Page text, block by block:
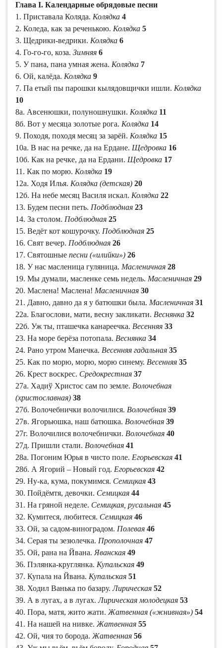
Глава I. Календарные обрядовые песни
1. Приставала Коляда. Колядка 4
2. Коледа, как за реченькою. Колядка 5
3. Щедрики-ведрики. Колядка 6
4. Го-го-го, коза. Зимняя 6
5. У пана, пана умная жена. Колядка 7
6. Ой, калёда. Колядка 9
7. Па етый пы парошки кылядовщички ишли. Колядка
10
8а. Авсенюшки, полуношнушки. Колядка 11
8б. Вот у месяца золотые рога. Колядка 14
9. Походя, походя месяц за зарёй. Колядка 15
10а. В нас на речке, да на Ердане. Щедровка 16
10б. Как на речке, да на Ердани. Щедровка 17
11. Как по морю. Колядка 19
12а. Ходя Илья. Колядка (детская) 20
12б. На небе месяц Василя искал. Колядка 22
13. Будем песни петь. Подблюдная 23
14. За столом. Подблюдная 25
15. Ведёт кот кошурочку. Подблюдная 25
16. Свят вечер. Подблюдная 26
17. Святошные песни («илийки») 26
18. У нас масленица гуляница. Масленичная 28
19. Мы думали, масленке семь недель. Масленичная 29
20. Маслена! Маслена! Масленичная 30
21. Давно, давно да я у батюшки была. Масленичная 31
22а. Благослови, мати, весну закликати. Веснянка 32
22б. Уж ты, пташечка канареечка. Весенняя 33
23. На море берёза потопала. Веснянка 34
24. Рано утром Манечка. Весенняя гадальная 35
25. Как по морю, морю, морю синему. Весенняя 35
26. Крест воскрес. Средокрестная 37
27а. Хадиў Христос сам по земле. Волочебная
(христославная) 38
27б. Волочебнички волочилися. Волочебная 39
27в. Ягорьюшка, наш батюшка. Волочебная 39
27г. Волочилися волочебнички. Волочебная 40
27д. Пришли стали. Волочебная 41
28а. Погоним Юрья в чисто поле. Егорьевская 41
28б. А Ягорий – Новый год. Егорьевская 42
29. Ну-ка, кума, покумимся. Семицкая 43
30. Пойдёмтя, девочки. Семицкая 44
31. На гряной неделе. Семицкая, русальная 45
32. Кумитеся, любитеся. Семицкая 46
33. Ой, за садом-виноградом. Полевая 46
34. Серая ты зезюлечка. Прополочная 47
35. Ой, рана на Йвана. Яванская 49
36. Пэлянка-круглянка. Купальская 49
37. Купала на Йвана. Купальская 51
38. Ходил Ванька по базару.Лирическая 52
39. А в лугах, а в лугах.Лирическая молодецкая 53
40. Пора, матя, жито жати. Жатвенная («жнивная») 54
41. На нашей на нивке. Жатвенная 55
42. Ой, чия то борода. Жатвенная 56